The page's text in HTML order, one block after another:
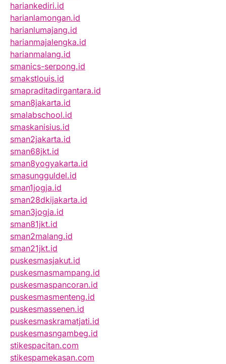
hariankediri.id
harianlamongan.id
harianlumajang.id
harianmajalengka.id
harianmalang.id
smanics-serpong.id
smakstlouis.id
smapraditadirgantara.id
sman8jakarta.id
smalabschool.id
smaskanisius.id
sman2jakarta.id
sman68jkt.id
sman8yogyakarta.id
smasungguldel.id
sman1jogja.id
sman28dkijakarta.id
sman3jogja.id
sman81jkt.id
sman2malang.id
sman21jkt.id
puskesmasjakut.id
puskesmasmampang.id
puskesmaspancoran.id
puskesmasmenteng.id
puskesmassenen.id
puskesmaskramatjati.id
puskesmasngambeg.id
stikespacitan.com
stikespamekasan.com